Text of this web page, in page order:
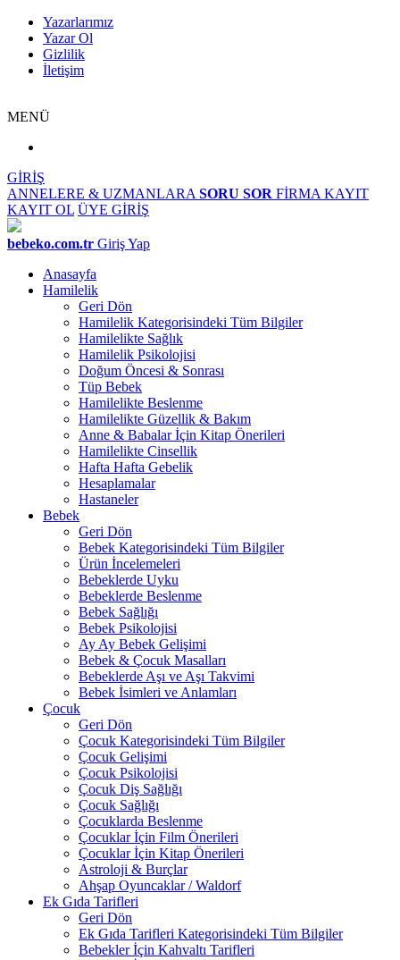
Yazarlarımız
Yazar Ol
Gizlilik
İletişim
MENÜ
GİRİŞ
ANNELERE & UZMANLARA SORU SOR FİRMA KAYIT
KAYIT OL ÜYE GİRİŞ
bebeko.com.tr Giriş Yap
Anasayfa
Hamilelik
Geri Dön
Hamilelik Kategorisindeki Tüm Bilgiler
Hamilelikte Sağlık
Hamilelik Psikolojisi
Doğum Öncesi & Sonrası
Tüp Bebek
Hamilelikte Beslenme
Hamilelikte Güzellik & Bakım
Anne & Babalar İçin Kitap Önerileri
Hamilelikte Cinsellik
Hafta Hafta Gebelik
Hesaplamalar
Hastaneler
Bebek
Geri Dön
Bebek Kategorisindeki Tüm Bilgiler
Ürün İncelemeleri
Bebeklerde Uyku
Bebeklerde Beslenme
Bebek Sağlığı
Bebek Psikolojisi
Ay Ay Bebek Gelişimi
Bebek & Çocuk Masalları
Bebeklerde Aşı ve Aşı Takvimi
Bebek İsimleri ve Anlamları
Çocuk
Geri Dön
Çocuk Kategorisindeki Tüm Bilgiler
Çocuk Gelişimi
Çocuk Psikolojisi
Çocuk Diş Sağlığı
Çocuk Sağlığı
Çocuklarda Beslenme
Çocuklar İçin Film Önerileri
Çocuklar İçin Kitap Önerileri
Astroloji & Burçlar
Ahşap Oyuncaklar / Waldorf
Ek Gıda Tarifleri
Geri Dön
Ek Gıda Tarifleri Kategorisindeki Tüm Bilgiler
Bebekler İçin Kahvaltı Tarifleri